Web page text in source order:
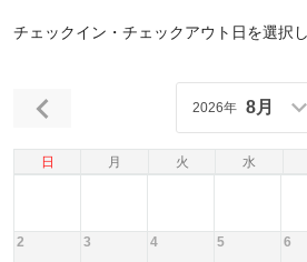
チェックイン・チェックアウト日を選択
日 月 火 水
2026年 8月
2 3 4 5 6